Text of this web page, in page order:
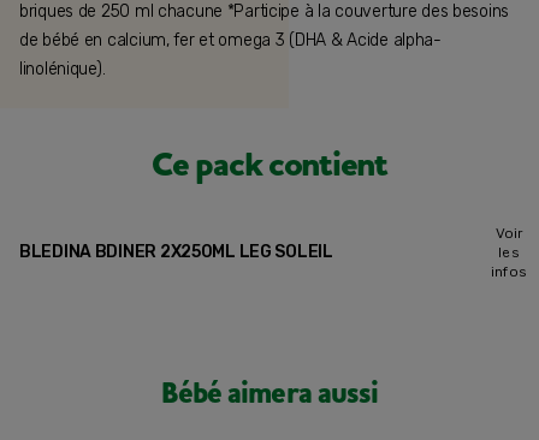
briques de 250 ml chacune *Participe à la couverture des besoins
de bébé en calcium, fer et omega 3 (DHA & Acide alpha-
linolénique).
Ce pack contient
BLEDINA BDINER 2X250ML LEG SOLEIL
Voir
les
infos
Bébé aimera aussi